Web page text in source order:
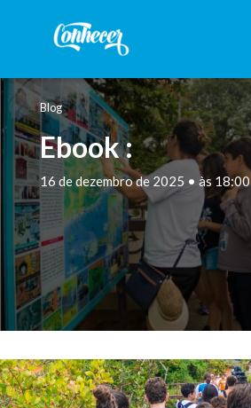
Blog
Ebook :
16 de dezembro de 2025 • às 18:00